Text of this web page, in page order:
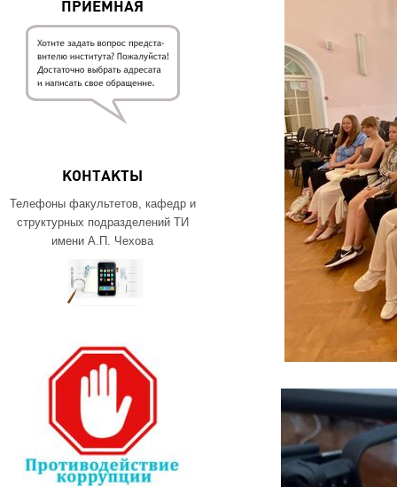
ПРИЕМНАЯ
КОНТАКТЫ
Телефоны факультетов, кафедр и
структурных подразделений ТИ
имени А.П. Чехова